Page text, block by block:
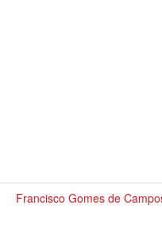
Francisco Gomes de